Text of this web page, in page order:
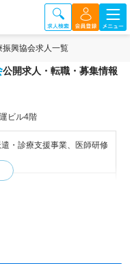
興協会求人一覧
公開求人・転職・募集情報
ビル4階
・診療支援事業、医師研修
す。医療に困難を抱える地